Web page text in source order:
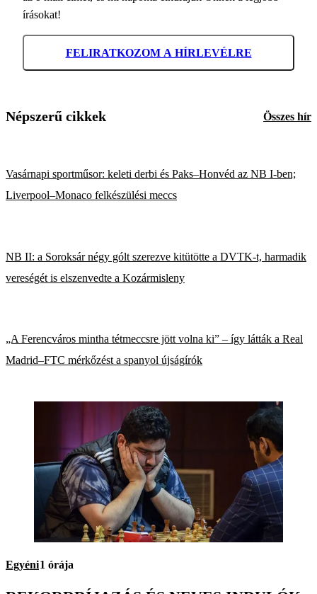
írásokat!
FELIRATKOZOM A HÍRLEVÉLRE
Népszerű cikkek Összes hír
Vasárnapi sportműsor: keleti derbi és Paks–Honvéd az NB I-ben;
Liverpool–Monaco felkészülési meccs
NB II: a Soroksár négy gólt szerezve kitütötte a DVTK-t, harmadik
vereségét is elszenvedte a Kozármisleny
„A Ferencváros mintha tétmeccsre jött volna ki” – így látták a Real
Madrid–FTC mérkőzést a spanyol újságírók
Egyéni1 órája